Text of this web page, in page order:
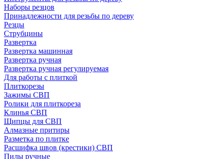
Наборы резцов
Принадлежности для резьбы по дереву
Резцы
Струбцины
Развертка
Развертка машинная
Развертка ручная
Развертка ручная регулируемая
Для работы с плиткой
Плиткорезы
Зажимы СВП
Ролики для плиткореза
Клинья СВП
Щипцы для СВП
Алмазные притиры
Разметка по плитке
Расшифка швов (крестики) СВП
Пилы ручные